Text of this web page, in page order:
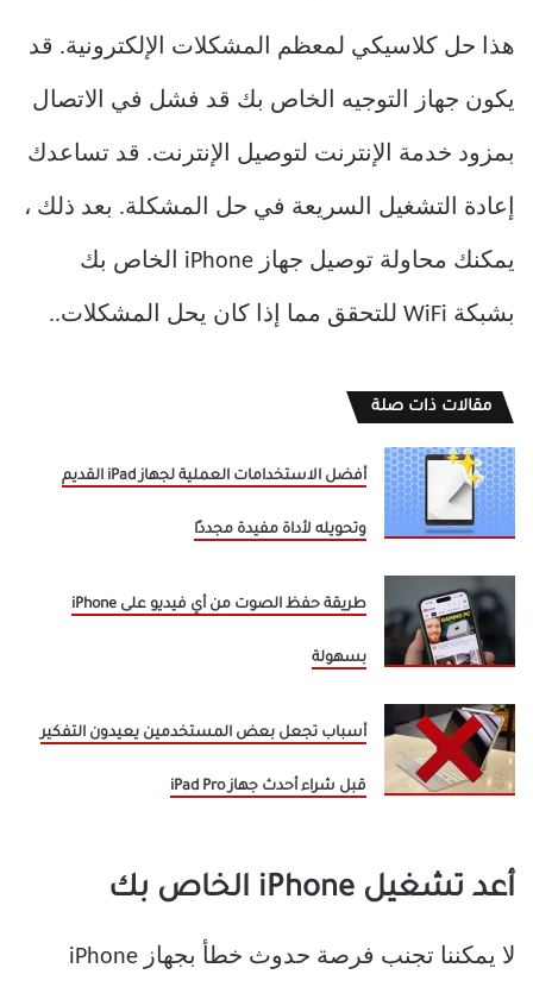
هذا حل كلاسيكي لمعظم المشكلات الإلكترونية. قد
يكون جهاز التوجيه الخاص بك قد فشل في الاتصال
بمزود خدمة الإنترنت لتوصيل الإنترنت. قد تساعدك
إعادة التشغيل السريعة في حل المشكلة. بعد ذلك ،
يمكنك محاولة توصيل جهاز iPhone الخاص بك
بشبكة WiFi للتحقق مما إذا كان يحل المشكلات..
مقالات ذات صلة
أفضل الاستخدامات العملية لجهاز iPad القديم
وتحويله لأداة مفيدة مجددًا
طريقة حفظ الصوت من أي فيديو على iPhone
بسهولة
أسباب تجعل بعض المستخدمين يعيدون التفكير
قبل شراء أحدث جهاز iPad Pro
أعد تشغيل iPhone الخاص بك
لا يمكننا تجنب فرصة حدوث خطأ بجهاز iPhone